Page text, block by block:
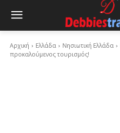
Αρχική Ελλάδα Νησιωτική Ελλάδα
προκαλούμενος τουρισμός!